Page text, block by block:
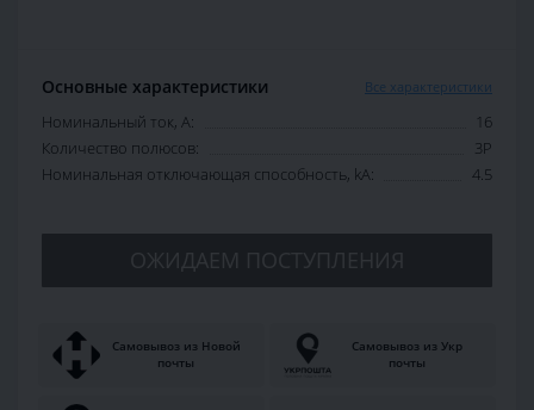
Основные характеристики Все характеристики
Номинальный ток, А:
16
Количество полюсов:
3P
Номинальная отключающая способность, kA:
4.5
ОЖИДАЕМ ПОСТУПЛЕНИЯ
Самовывоз из Новой
почты
Самовывоз из Укр
почты